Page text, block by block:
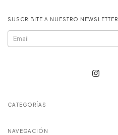
SUSCRIBITE A NUESTRO NEWSLETTER
CATEGORÍAS
NAVEGACIÓN